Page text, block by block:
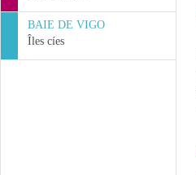
BAIE DE VIGO
Îles cíes